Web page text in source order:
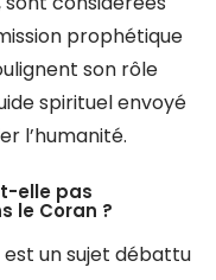
prophétique
son rôle
spirituel envoyé
l’humanité.
elle pas
le Coran ?
est un sujet débattu